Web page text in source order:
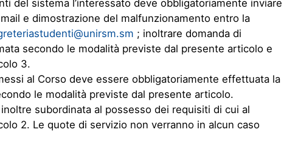
del sistema l’interessato deve obbligatoriamente inviare
e dimostrazione del malfunzionamento entro la
; inoltrare domanda di
secondo le modalità previste dal presente articolo e
3.
al Corso deve essere obbligatoriamente effettuata la
le modalità previste dal presente articolo.
inoltre subordinata al possesso dei requisiti di cui al
2. Le quote di servizio non verranno in alcun caso